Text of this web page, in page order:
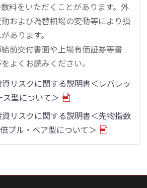
料をいただくことがあります。外
および為替相場の変動等により損
あります。
前交付書面や上場有価証券等書
よくお読みください。
リスクに関する説明書＜レバレッ
型について＞
リスクに関する説明書＜先物指数
ブル・ベア型について＞